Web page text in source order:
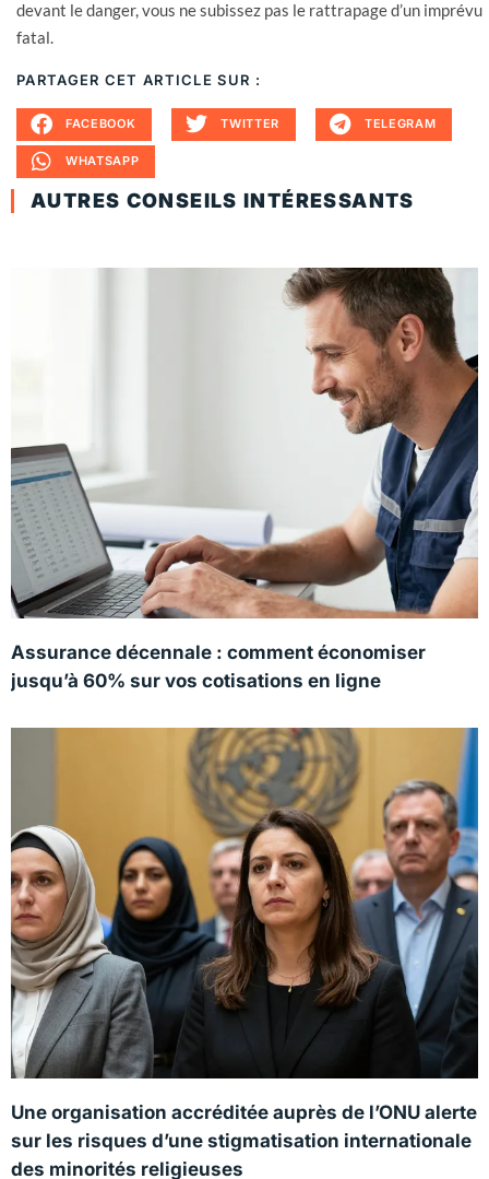
devant le danger, vous ne subissez pas le rattrapage d’un imprévu
fatal.
PARTAGER CET ARTICLE SUR :
FACEBOOK TWITTER TELEGRAM
WHATSAPP
AUTRES CONSEILS INTÉRESSANTS
Assurance décennale : comment économiser
jusqu’à 60% sur vos cotisations en ligne
Une organisation accréditée auprès de l’ONU alerte
sur les risques d’une stigmatisation internationale
des minorités religieuses